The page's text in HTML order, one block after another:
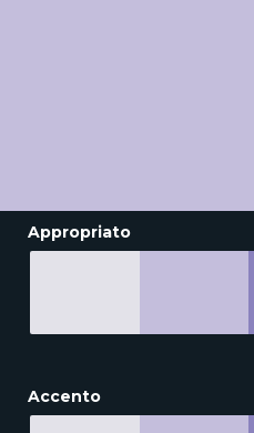
Appropriato
Accento